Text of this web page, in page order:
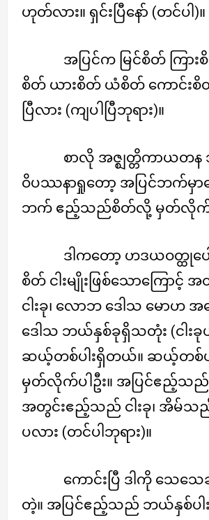
ဟုတ်လား။ ရှင်းပြီနော် (တင်ပါ)။
အပြင်က မြင်စိတ် ကြား
စိတ် ယားစိတ် ယံစိတ် ကောင်း
ပြီလား (ကျပါပြီဘုရား)။
စာလို အဇ္ဈတ္တိကာယတ
ဝိပဿနာရှုတော့ အပြင်ဘက်မှာ
ဘက် ဧည့်သည်စိတ်လို့ မှတ်လိုက်တ
ဒါကတော့ ဟဒယဝတ္ထုပေ
စိတ် ငါးမျိုးဖြစ်သောကြော
ငါးခု၊ လောဘ ဒေါသ မောဟ
ဒေါသ ဘယ်နှစ်ခုရှိသတုံး (ငါးခုပ
ဆယ့်တစ်ပါးရှိတယ်။ ဆယ့်တစ်ပါ
မှတ်လိုက်ပါဦး။ အပြင်ဧည့်သည်
အတွင်းဧည့်သည် ငါးခု၊ အိမ်သည်
ပလား (တင်ပါဘုရား)။
ကောင်းပြီ ဒါကို သေသေခ
တဲ့။ အပြင်ဧည့်သည် ဘယ်နှစ်ပါ